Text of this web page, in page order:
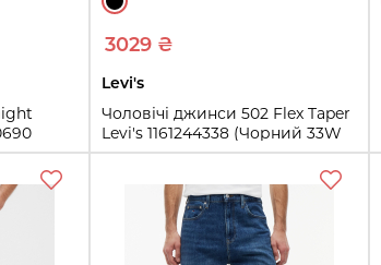
3029 ₴
Levi's
Чоловічі джинси 502 Flex Taper
Levi's 1161244338 (Чорний 33W
34L)
33W 34L
Купить